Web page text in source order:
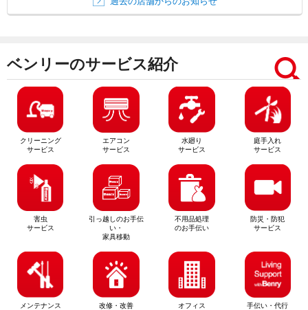
ベンリーのサービス紹介
クリーニング
サービス
エアコン
サービス
水廻り
サービス
庭手入れ
サービス
害虫
サービス
引っ越しのお手伝
い・
家具移動
不用品処理
のお手伝い
防災・防犯
サービス
メンテナンス
改修・改善
オフィス
手伝い・代行